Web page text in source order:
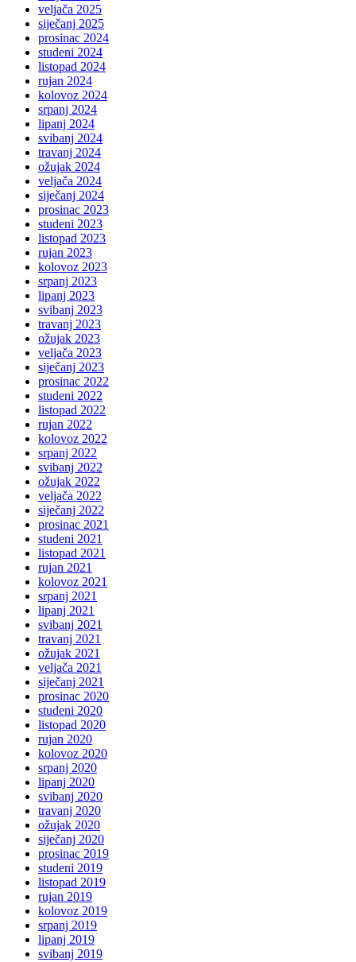
veljača 2025
siječanj 2025
prosinac 2024
studeni 2024
listopad 2024
rujan 2024
kolovoz 2024
srpanj 2024
lipanj 2024
svibanj 2024
travanj 2024
ožujak 2024
veljača 2024
siječanj 2024
prosinac 2023
studeni 2023
listopad 2023
rujan 2023
kolovoz 2023
srpanj 2023
lipanj 2023
svibanj 2023
travanj 2023
ožujak 2023
veljača 2023
siječanj 2023
prosinac 2022
studeni 2022
listopad 2022
rujan 2022
kolovoz 2022
srpanj 2022
svibanj 2022
ožujak 2022
veljača 2022
siječanj 2022
prosinac 2021
studeni 2021
listopad 2021
rujan 2021
kolovoz 2021
srpanj 2021
lipanj 2021
svibanj 2021
travanj 2021
ožujak 2021
veljača 2021
siječanj 2021
prosinac 2020
studeni 2020
listopad 2020
rujan 2020
kolovoz 2020
srpanj 2020
lipanj 2020
svibanj 2020
travanj 2020
ožujak 2020
siječanj 2020
prosinac 2019
studeni 2019
listopad 2019
rujan 2019
kolovoz 2019
srpanj 2019
lipanj 2019
svibanj 2019